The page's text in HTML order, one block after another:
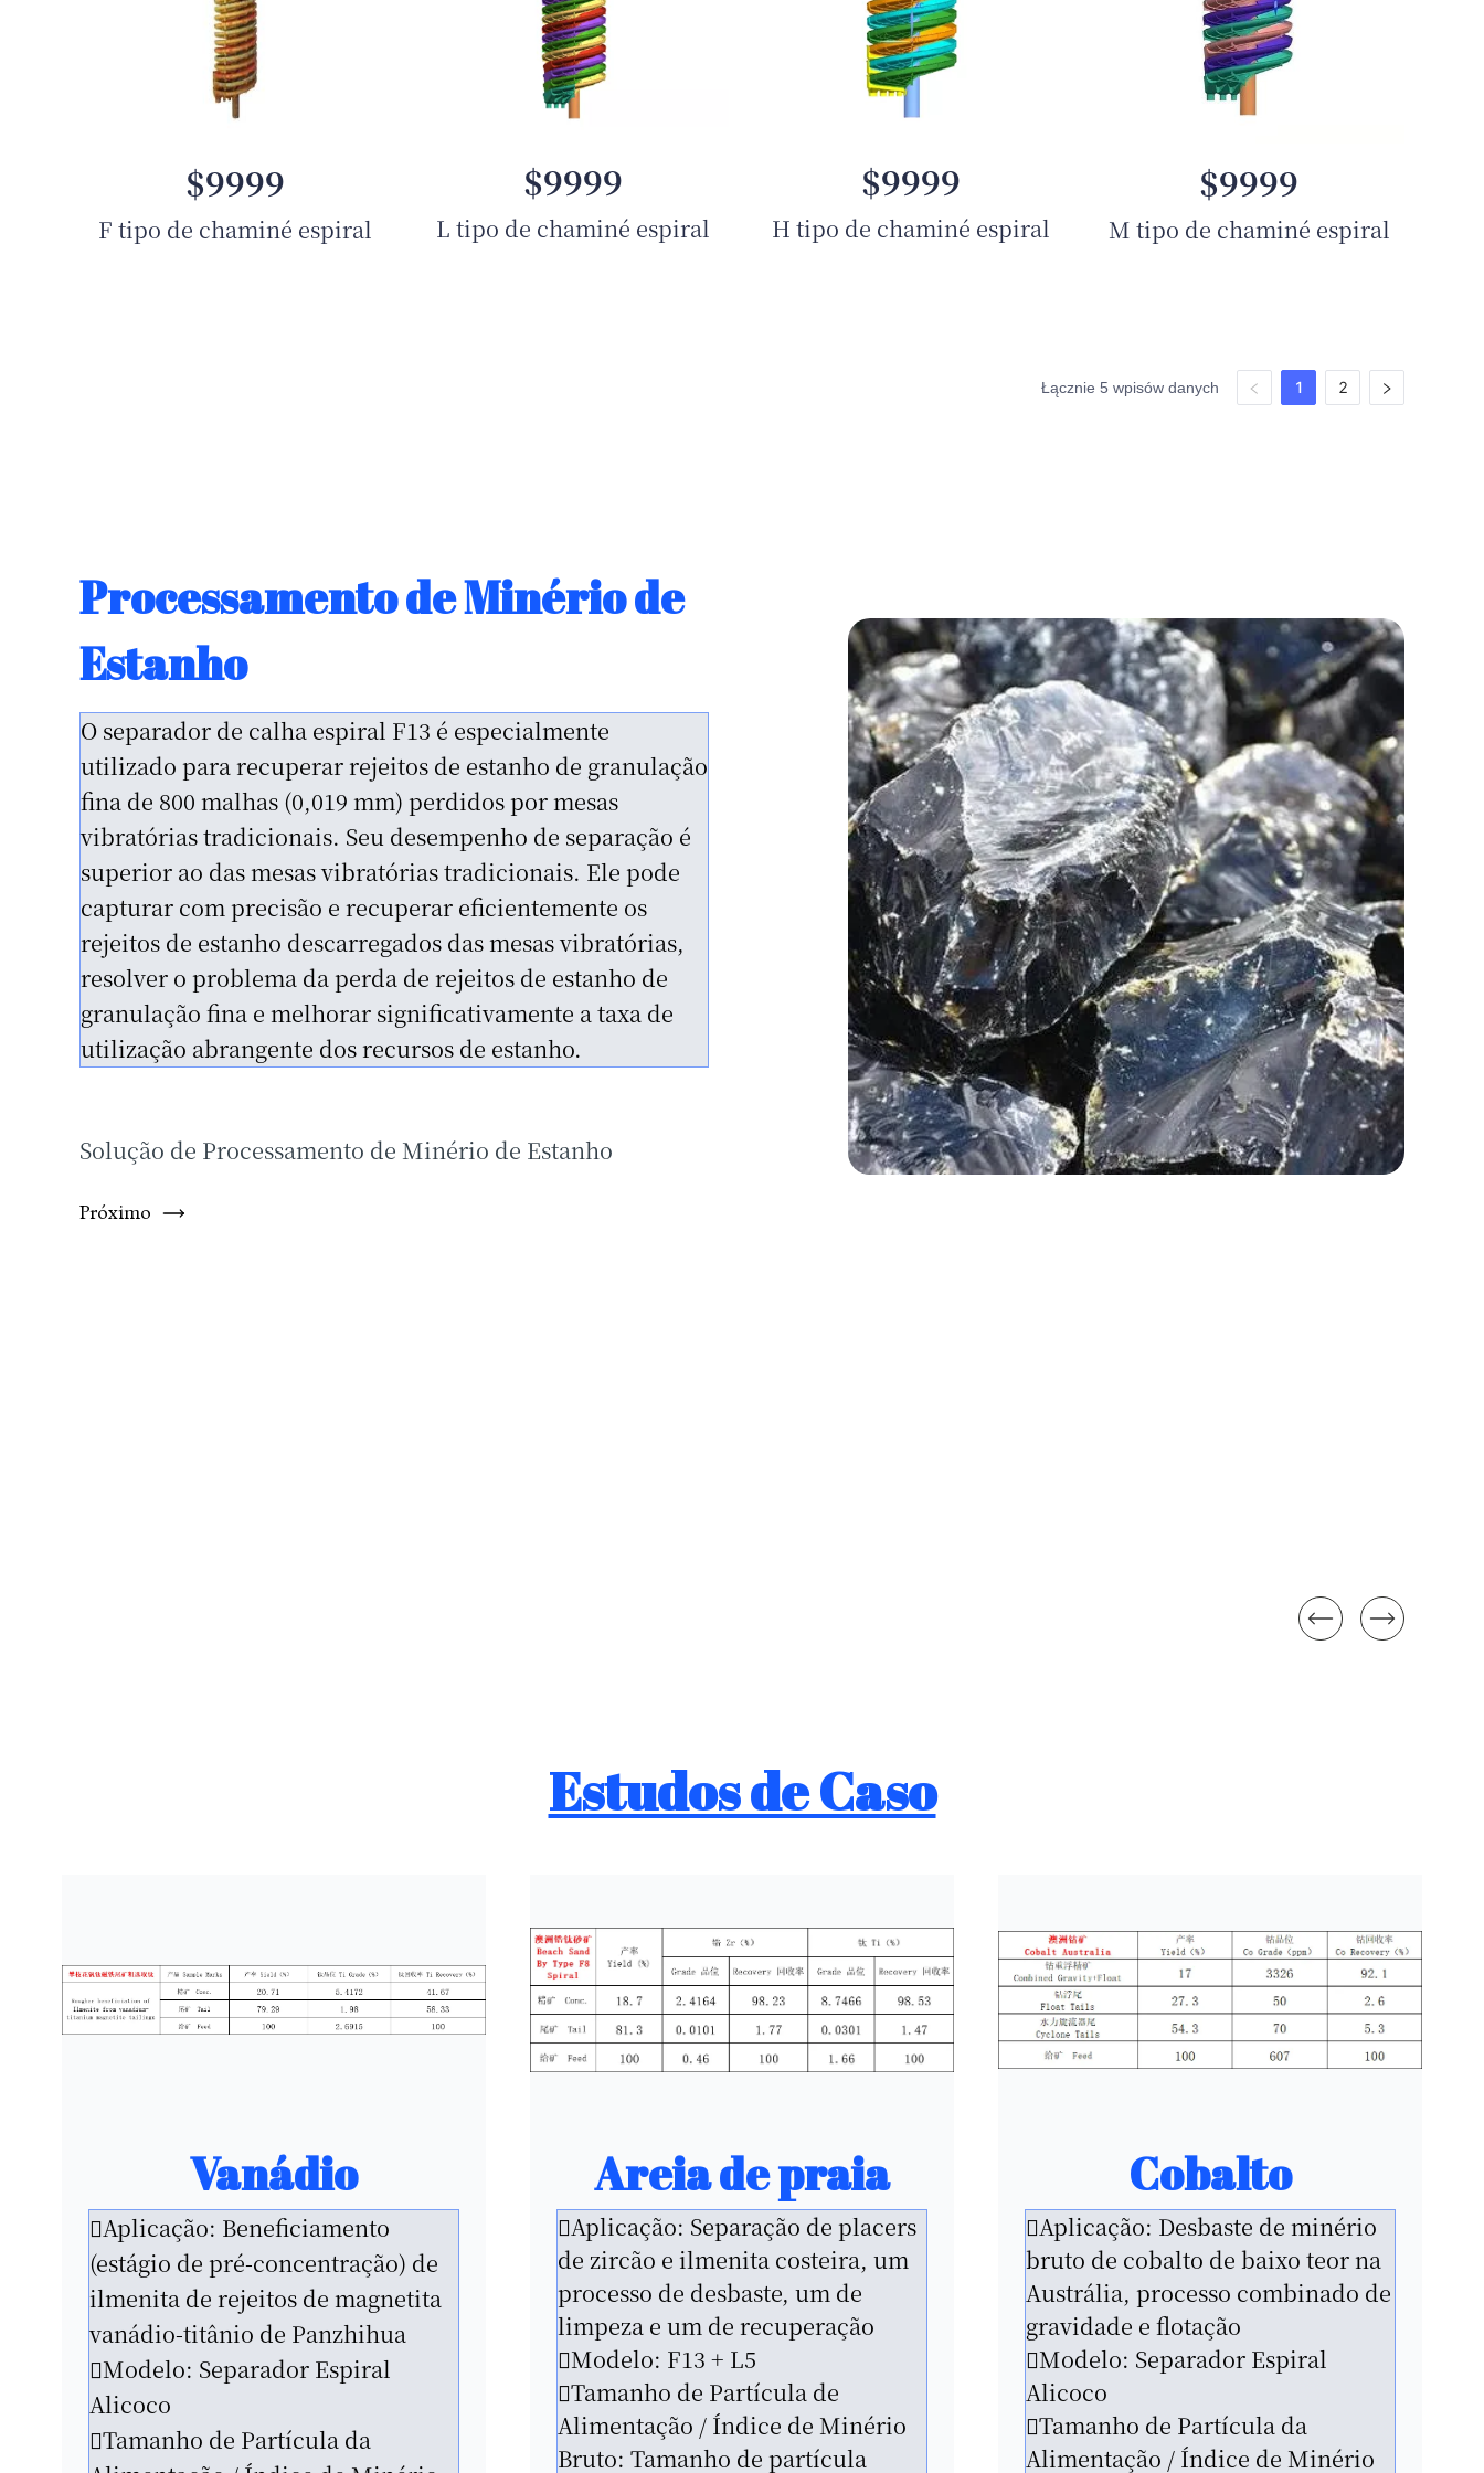
$9999
F tipo de chaminé espiral
$9999
L tipo de chaminé espiral
$9999
H tipo de chaminé espiral
$9999
M tipo de chaminé espiral
Łącznie 5 wpisów danych 1 2
Separação de Areia de Praia
Equipado com separadores de calha espiral F13 e L5, é
estabelecido um processo de separação de uma desbaste,
uma limpeza e uma varredura para realizar o
enriquecimento preciso de zircônio e titânio em placers
de zircão-ilmenita costeira. Quando o rendimento do
concentrado de desbaste é de 20%, as taxas de
recuperação de zircônio e titânio excedem 98%. É
adequado para separação em larga escala de placers
costeiros e realiza a separação e recuperação eficientes de
recursos de zircônio-titânio.
Solução de Separação para Mineração de Placer em Praia
Estudos de Caso
Vanádio
Aplicação: Beneficiamento
(estágio de pré-concentração) de
ilmenita de rejeitos de magnetita
vanádio-titânio de Panzhihua
Modelo: Separador Espiral
Alicoco
Tamanho de Partícula da
Areia de praia
Aplicação: Separação de placers
de zircão e ilmenita costeira, um
processo de desbaste, um de
limpeza e um de recuperação
Modelo: F13 + L5
Tamanho de Partícula de
Alimentação / Índice de Minério
Bruto: Tamanho de partícula
Cobalto
Aplicação: Desbaste de minério
bruto de cobalto de baixo teor na
Austrália, processo combinado de
gravidade e flotação
Modelo: Separador Espiral
Alicoco
Tamanho de Partícula da
Alimentação / Índice de Minério